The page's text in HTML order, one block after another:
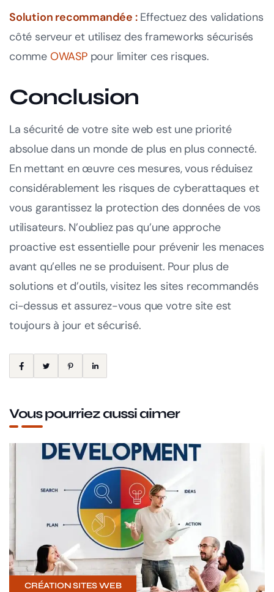
Solution recommandée :Effectuez des validations
côté serveur et utilisez des frameworks sécurisés
comme OWASPpour limiter ces risques.
Conclusion
La sécurité de votre site web est une priorité
absolue dans un monde de plus en plus connecté.
En mettant en œuvre ces mesures, vous réduisez
considérablement les risques de cyberattaques et
vous garantissez la protection des données de vos
utilisateurs. N’oubliez pas qu’une approche
proactive est essentielle pour prévenir les menaces
avant qu’elles ne se produisent. Pour plus de
solutions et d’outils, visitez les sites recommandés
ci-dessus et assurez-vous que votre site est
toujours à jour et sécurisé.
Vous pourriez aussi aimer
CRÉATION SITES WEB